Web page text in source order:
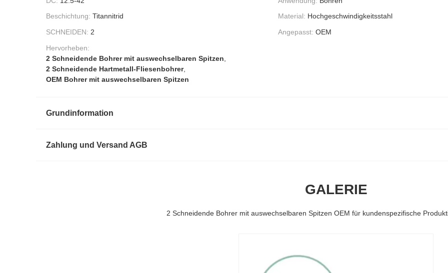
Beschichtung: Titannitrid Material: Hochgeschwindigkeitsstahl
SCHNEIDEN: 2 Angepasst: OEM
Hervorheben:
2 Schneidende Bohrer mit auswechselbaren Spitzen
2 Schneidende Hartmetall-Fliesenbohrer,
OEM Bohrer mit auswechselbaren Spitzen
Grundinformation
Zahlung und Versand AGB
GALERIE
2 Schneidende Bohrer mit auswechselbaren Spitzen OEM für kundenspezifische